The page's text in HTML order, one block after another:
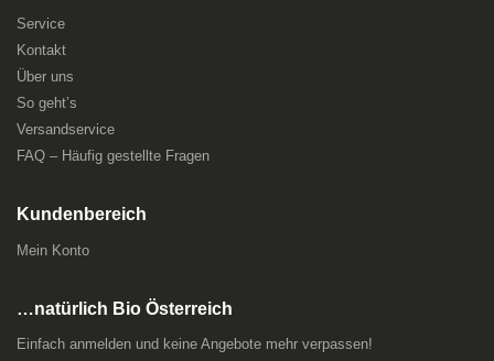
Service
Kontakt
Über uns
So geht’s
Versandservice
FAQ – Häufig gestellte Fragen
Kundenbereich
Mein Konto
…natürlich Bio Österreich
Einfach anmelden und keine Angebote mehr verpassen!